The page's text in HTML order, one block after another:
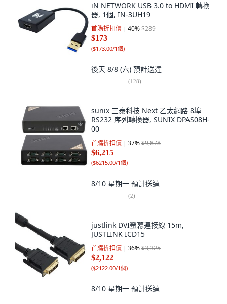
iN NETWORK USB 3.0 to HDMI 轉換
器, 1個, IN-3UH19
首購折扣價 40%$289
$173
($173.00/1個)
後天 8/8 (六) 預計送達
(128)
sunix 三泰科技 Next 乙太網路 8埠
RS232 序列轉換器, SUNIX DPAS08H-
00
首購折扣價 37%$9,878
$6,215
($6215.00/1個)
8/10 星期一 預計送達
(2)
justlink DVI螢幕連接線 15m,
JUSTLINK ICD15
首購折扣價 36%$3,325
$2,122
($2122.00/1個)
8/10 星期一 預計送達